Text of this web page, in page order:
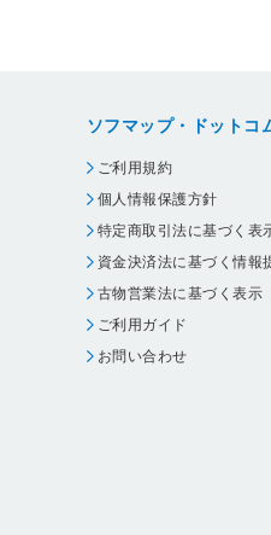
ソフマップ・ドットコ
ご利用規約
個人情報保護方針
特定商取引法に基づく表
資金決済法に基づく情報
古物営業法に基づく表示
ご利用ガイド
お問い合わせ